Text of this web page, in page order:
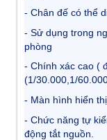
- Chân đế có thể
- Sử dụng trong
phòng
- Chính xác cao (
(1/30.000,1/
- Màn hình hiển
- Chức năng tự
động tắt nguồn.